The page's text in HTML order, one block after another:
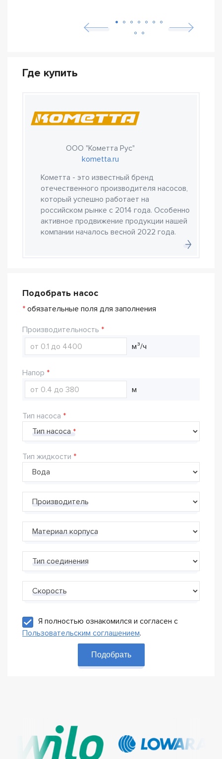
Где купить
ООО "Кометта Рус"
kometta.ru
Кометта - это известный бренд
отечественного производителя насосов,
который успешно работает на
российском рынке с 2014 года. Особенно
активное продвижение продукции нашей
компании началось весной 2022 года.
Подобрать насос
* обязательные поля для заполнения
Производительность
м³/ч
Напор
м
Тип насоса
Тип насоса
Тип жидкости
Производитель
Материал корпуса
Тип соединения
Скорость
Я полностью ознакомился и согласен с
Пользовательским соглашением.
Подобрать